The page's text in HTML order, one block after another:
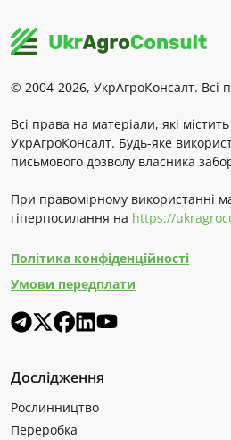
© 2004-2026, УкрАгроКонсалт. Всі
Всі права на матеріали, які
УкрАгроКонсалт. Будь-яке
письмового дозволу власника
При правомірному використанні
гіперпосилання на https://
Політика конфіденційності
Умови передплати
Дослідження
Рослинництво
Переробка